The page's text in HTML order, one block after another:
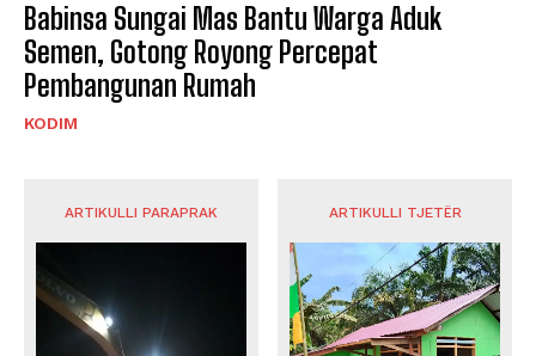
Babinsa Sungai Mas Bantu Warga Aduk
Semen, Gotong Royong Percepat
Pembangunan Rumah
KODIM
ARTIKULLI PARAPRAK ARTIKULLI TJETËR